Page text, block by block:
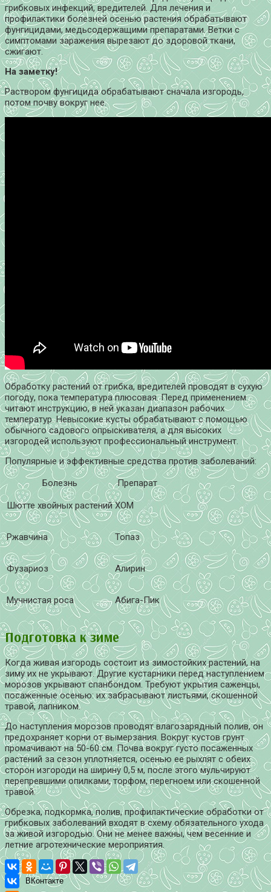
грибковых инфекций, вредителей. Для лечения и
профилактики болезней осенью растения обрабатывают
фунгицидами, медьсодержащими препаратами. Ветки с
симптомами заражения вырезают до здоровой ткани,
сжигают.
На заметку!
Раствором фунгицида обрабатывают сначала изгородь,
потом почву вокруг нее.
Обработку растений от грибка, вредителей проводят в сухую
погоду, пока температура плюсовая. Перед применением
читают инструкцию, в ней указан диапазон рабочих
температур. Невысокие кусты обрабатывают с помощью
обычного садового опрыскивателя, а для высоких
изгородей используют профессиональный инструмент.
Популярные и эффективные средства против заболеваний:
Болезнь
Препарат
Шютте хвойных растений ХОМ
Ржавчина Топаз
Фузариоз Алирин
Мучнистая роса Абига-Пик
Подготовка к зиме
Когда живая изгородь состоит из зимостойких растений, на
зиму их не укрывают. Другие кустарники перед наступлением
морозов укрывают спанбондом. Требуют укрытия саженцы,
посаженные осенью: их забрасывают листьями, скошенной
травой, лапником.
До наступления морозов проводят влагозарядный полив, он
предохраняет корни от вымерзания. Вокруг кустов грунт
промачивают на 50-60 см. Почва вокруг густо посаженных
растений за сезон уплотняется, осенью ее рыхлят с обеих
сторон изгороди на ширину 0,5 м, после этого мульчируют
перепревшими опилками, торфом, перегноем или скошенной
травой.
Обрезка, подкормка, полив, профилактические обработки от
грибковых заболеваний входят в схему обязательного ухода
за живой изгородью. Они не менее важны, чем весенние и
летние агротехнические мероприятия.
ВКонтакте